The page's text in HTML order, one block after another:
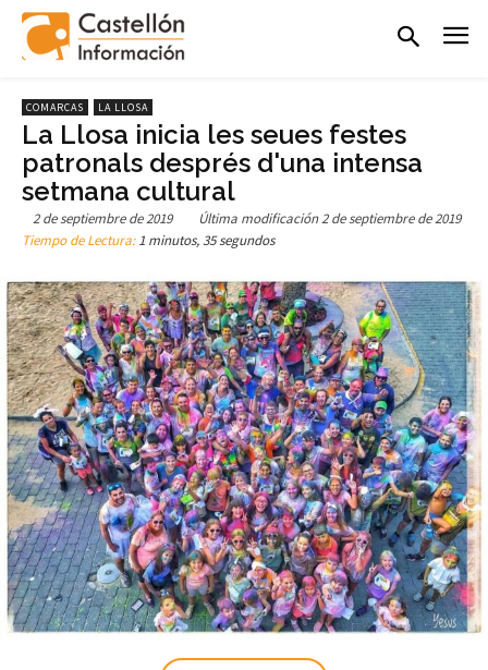
COMARCAS LA LLOSA
La Llosa inicia les seues festes
patronals després d'una intensa
setmana cultural
2 de septiembre de 2019 Última modificación2 de septiembre de 2019
Tiempo de Lectura:1 minutos, 35 segundos